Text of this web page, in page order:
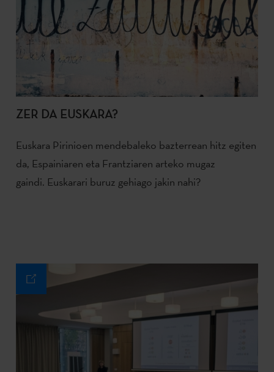
ZER DA EUSKARA?
Euskara Pirinioen mendebaleko bazterrean hitz egiten
da, Espainiaren eta Frantziaren arteko mugaz
gaindi. Euskarari buruz gehiago jakin nahi?